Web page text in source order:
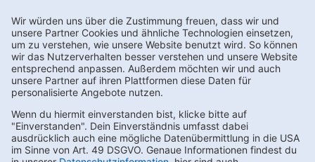
Vereinsfeier? In unserem Newsletter findest du regelmäßig die
neuestenAngebote, bei denen du wertvolle Bonus-punkte für die
Vereinswelt sammeln kannst.
Unterstütze deinen Sportverein und melde dich hier zum
Newsletter an!